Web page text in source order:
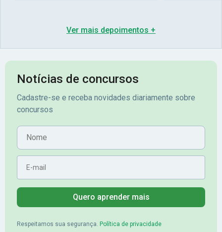
preparação completa, e o resultado
abriu o concurso para o Banco da sua
cidade, o Banrisul. Se tornou
assinante premium e em seguida
mérito no concurso do
Banrisul.Charles Kelvin Friske -
sua vida e
obstáculos
Pimenta -
Ver mais depoimentos +
Notícias de concursos
Cadastre-se e receba novidades diariamente sobre
concursos
Nome
E-mail
Quero aprender mais
Respeitamos sua segurança. Política de privacidade